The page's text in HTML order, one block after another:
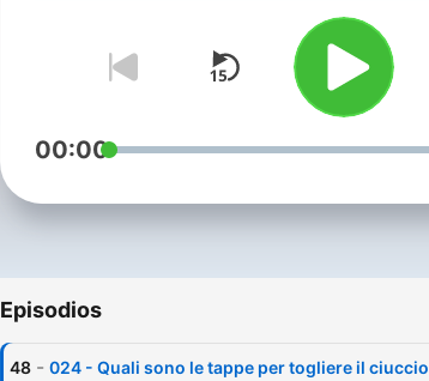
00:00
Episodios
48 - 024 - Quali sono le tappe per togliere il ciuccio